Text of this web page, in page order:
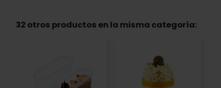
32 otros productos en la misma categoría: